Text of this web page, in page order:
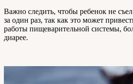
Важно следить, чтобы ребенок не
за один раз, так как это может
работы пищеварительной системы,
диарее.